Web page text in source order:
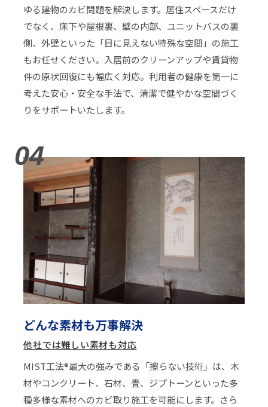
ゆる建物のカビ問題を解決します。居住スペースだけ
でなく、床下や屋根裏、壁の内部、ユニットバスの裏
側、外壁といった「目に見えない特殊な空間」の施工
もお任せください。入居前のクリーンアップや賃貸物
件の原状回復にも幅広く対応。利用者の健康を第一に
考えた安心・安全な手法で、清潔で健やかな空間づく
りをサポートいたします。
04
どんな素材も万事解決
他社では難しい素材も対応
MIST工法®最大の強みである「擦らない技術」は、木
材やコンクリート、石材、畳、ジプトーンといった多
種多様な素材へのカビ取り施工を可能にします。さら